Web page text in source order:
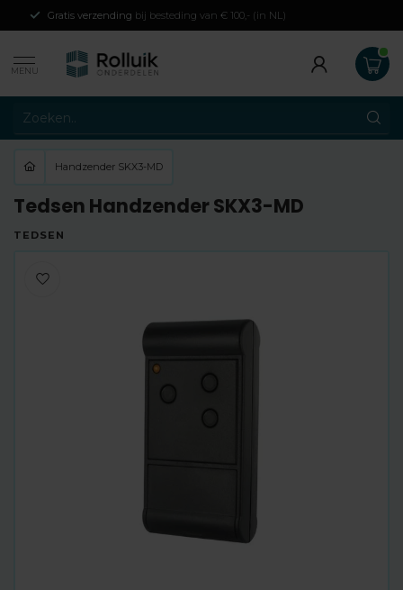
Gratis verzending bij besteding van € 100,- (in NL)
MENU
Handzender SKX3-MD
Tedsen Handzender SKX3-MD
TEDSEN